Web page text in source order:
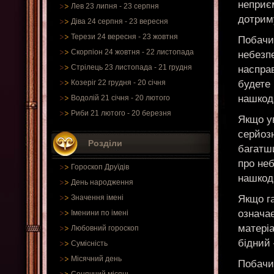
Лев 23 липня - 23 серпня
Діва 24 серпня - 23 вересня
Терези 24 вересня - 23 жовтня
Скорпіон 24 жовтня - 22 листопада
Стрілець 23 листопада - 21 грудня
Козеріг 22 грудня - 20 січня
Водолій 21 січня - 20 лютого
Риби 21 лютого - 20 березня
Розділи
Гороскоп Друїдів
День народження
Значення імені
Іменини по імені
Любовний гороскоп
Сумісність
Місячний день
Якщо
про
Якщо
бідний